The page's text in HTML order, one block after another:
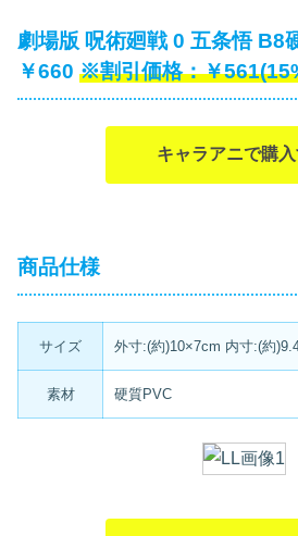
劇場版 呪術廻戦 0 五条悟 B8
￥660
￥
キャラアニで購
商品仕様
サイズ 外寸:(約)10×7cm 内寸:(約
素材 硬質PVC